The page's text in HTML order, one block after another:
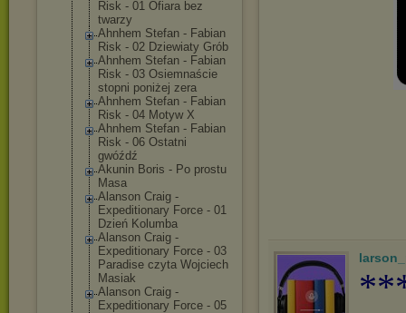
Risk - 01 Ofiara bez
twarzy
Ahnhem Stefan - Fabian
Risk - 02 Dziewiaty Grób
Ahnhem Stefan - Fabian
Risk - 03 Osiemnaście
stopni poniżej zera
Ahnhem Stefan - Fabian
Risk - 04 Motyw X
Ahnhem Stefan - Fabian
Risk - 06 Ostatni
gwóźdź
Akunin Boris - Po prostu
Masa
Alanson Craig -
Expeditionary Force - 01
Dzień Kolumba
Alanson Craig -
Expeditionary Force - 03
Paradise czyta Wojciech
Masiak
Alanson Craig -
Expeditionary Force - 05